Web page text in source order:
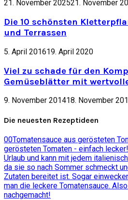
21. November 202521. November
Die 10 schönsten
und Terrassen
5. April 201619. April 2020
Viel zu schade für den
Gemüseblätter mit
9. November 201418. November
Die neuesten Rezeptideen
00Tomatensauce aus gerösteten
gerösteten Tomaten - einfach
Urlaub und kann mit jedem
da sie so nach Sommer schmeckt
Zutaten bereitet ist. Sogar
man die leckere Tomatensauce.
nachgemacht!